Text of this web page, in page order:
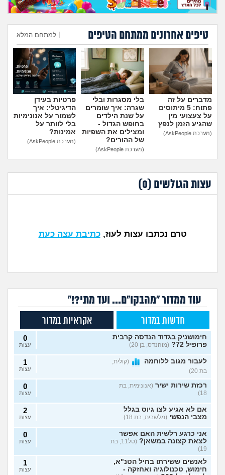
טיפים אחרונים ממתחם הטיפים למתחם המלא
הוספת טיפ
מדברים על זה
פתוח: 5 מיתוסים
על צעצועי מין
שהגיע הזמן לנפץ
(מערכת AskPeople)
בלי מסגרות ובלי
שגרה: איך שומרים
על שנת הילדים
בחופש הגדול -
ומצילים את השפיות
של ההורים?
(מערכת AskPeople)
פרטיות בעידן
הדיגיטלי: איך
לשמור על אנונימיות
בלי לוותר על
אמינות?
(מערכת AskPeople)
עצות הגולשים (0
)
טרם נכתבו עצות לעוז,כתיבת עצה כעת
עוד ממדור "מהבקו"ם... ועד מתי?!"
חדשות במדור אקראיות במדור
חימושניק בגדוד הנדסה קרבית
פרופיל 72?
(מוהנדס, בן 20)
0
עצות
לעבור מגוב ללוחמה
(קולית,
בת 20)
1
עצות
רכזת שירות ישיר (אנונימית, בת
18)
0
עצות
אם לא אגיע לצו גיוס בגלל
מצבי הנפשי (מלשבית, בת 18)
2
עצות
אני כרגע רלשית האם אפשר
לצאת קצונה במשאן?
(טל11, בת
19)
0
עצות
לאנשים ששירתו בחיל הטנ"א,
חימוש, טכנולוגיה ואחזקה -
1
עצות